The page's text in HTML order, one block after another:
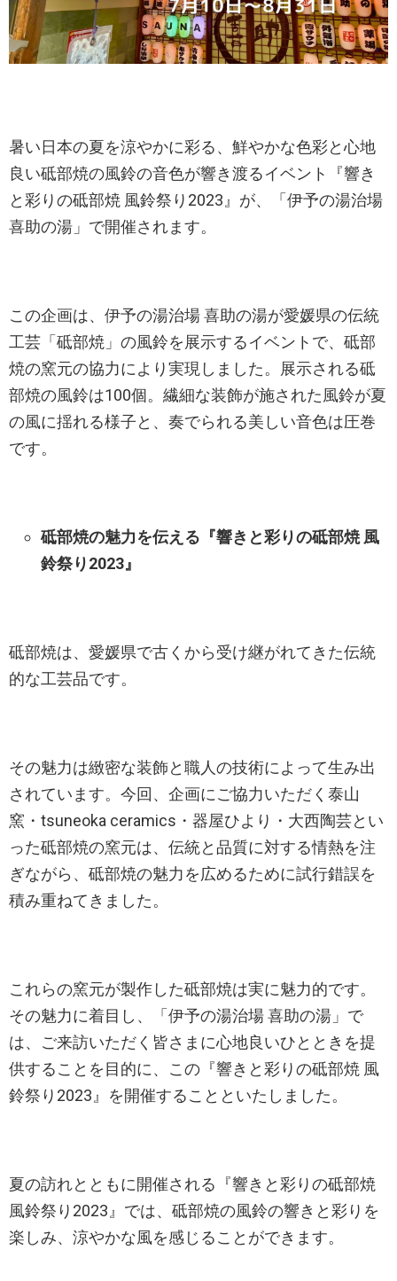
暑い日本の夏を涼やかに彩る、鮮やかな色彩と心地
良い砥部焼の風鈴の音色が響き渡るイベント『響き
と彩りの砥部焼 風鈴祭り2023』が、「伊予の湯治場
喜助の湯」で開催されます。
この企画は、伊予の湯治場 喜助の湯が愛媛県の伝統
工芸「砥部焼」の風鈴を展示するイベントで、砥部
焼の窯元の協力により実現しました。展示される砥
部焼の風鈴は100個。繊細な装飾が施された風鈴が夏
の風に揺れる様子と、奏でられる美しい音色は圧巻
です。
砥部焼の魅力を伝える『響きと彩りの砥部焼 風
鈴祭り2023』
砥部焼は、愛媛県で古くから受け継がれてきた伝統
的な工芸品です。
その魅力は緻密な装飾と職人の技術によって生み出
されています。今回、企画にご協力いただく泰山
窯・tsuneoka ceramics・器屋ひより・大西陶芸とい
った砥部焼の窯元は、伝統と品質に対する情熱を注
ぎながら、砥部焼の魅力を広めるために試行錯誤を
積み重ねてきました。
これらの窯元が製作した砥部焼は実に魅力的です。
その魅力に着目し、「伊予の湯治場 喜助の湯」で
は、ご来訪いただく皆さまに心地良いひとときを提
供することを目的に、この『響きと彩りの砥部焼 風
鈴祭り2023』を開催することといたしました。
夏の訪れとともに開催される『響きと彩りの砥部焼
風鈴祭り2023』では、砥部焼の風鈴の響きと彩りを
楽しみ、涼やかな風を感じることができます。